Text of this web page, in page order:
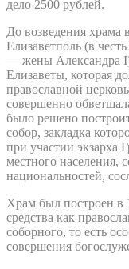
дело 2500 рублей.
До возведения храма
Елизаветполь (в
— жены Александра
Елизаветы, которая
православной
совершенно
было решено
собор, закладка
при участии экзарха
местного населения,
национальностей,
Храм был построен в
средства как
соборного, то есть
совершения